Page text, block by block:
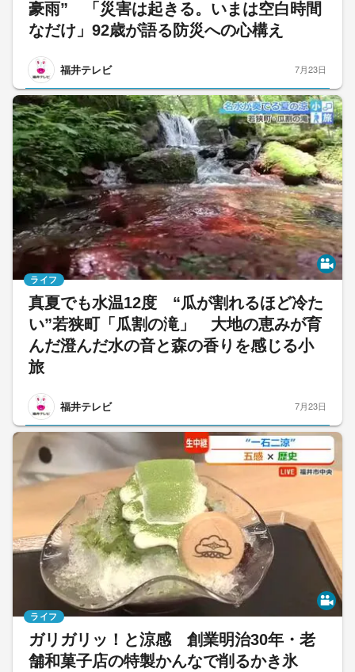
豪雨” 「災害は起きる。いまは空白時間
なだけ」92歳が語る防災への心構え
福井テレビ 7月23日
真夏でも水温12度 “瓜が割れるほど冷た
い”若狭町「瓜割の滝」 大地の恵みが育
んだ澄んだ水の音と森の香りを感じる小
旅
福井テレビ
ライフ
7月23日
ガリガリッ！と涼感 創業明治30年・老
舗和菓子店の特製かんなで削るかき氷
ライフ